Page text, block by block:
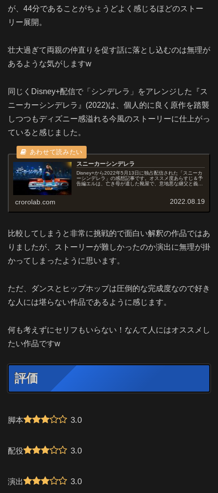
が、44分であることがちょうどよく感じるほどのストー
リー展開。
壮大過ぎて両親の仲直りを促す話に落とし込むのは無理が
あるような気がしますw
同じくDisney+配信で「シンデレラ」をアレンジした『ス
ニーカーシンデレラ』(2022)は、個人的に良く原作を踏襲
しつつもディズニー感溢れる今風のストーリーに仕上がっ
ていると感じました。
スニーカーシンデレラ
Disney+から2022年5月13日に独占配信された「スニーカ
ーシンデレラ」の感想記事です。オススメ度あらすじ＆予
告編エルは、亡き母が遺した靴屋で、意地悪な継父と義理
crorolab.com 2022.08.19
比較してしまうと非常に挑戦的で面白い解釈の作品ではあ
りましたが、ストーリーが難しかったのか演出に無理が掛
かってしまったように思います。
ただ、ダンスとヒップホップは圧倒的な完成度なので好き
な人には堪らない作品であるように感じます。
何も考えずにセリフもいらない！なんて人にはオススメし
たい作品ですw
評価
脚本 3.0
配役 3.0
演出 3.0